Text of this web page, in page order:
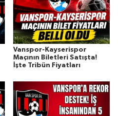
Vanspor-Kayserispor
Maçının Biletleri Satışta!
İşte Tribün Fiyatları